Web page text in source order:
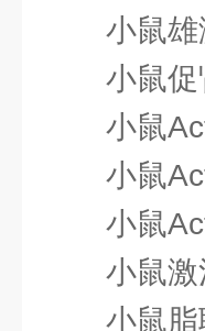
小鼠
小鼠
小鼠
小鼠
小鼠
小鼠
小鼠